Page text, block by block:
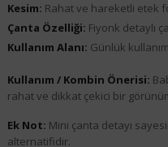
Kesim: Rahat ve hareketli etek
Çanta Özelliği: Fiyonk detaylı
Kullanım Alanı: Günlük
Kullanım / Kombin Önerisi:
rahat ve dikkat çekici bir
Ek Not: Mini çanta detayı
alternatifidir.